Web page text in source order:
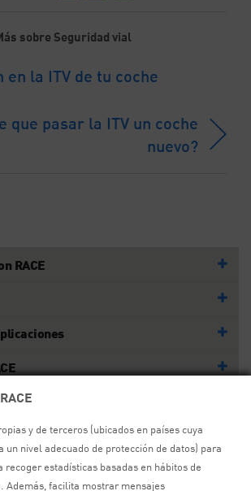
y de terceros (ubicados en países cuya
un nivel adecuado de protección de datos) para
recoger estadísticas basadas en hábitos de
Además, facilita mostrar mensajes
sobre Seguridad vial
en la ITV de tu coche
que pasar la ITV un coche
nuevo?
RACE
Todos los derechos reservados
Ayuda y sitemap